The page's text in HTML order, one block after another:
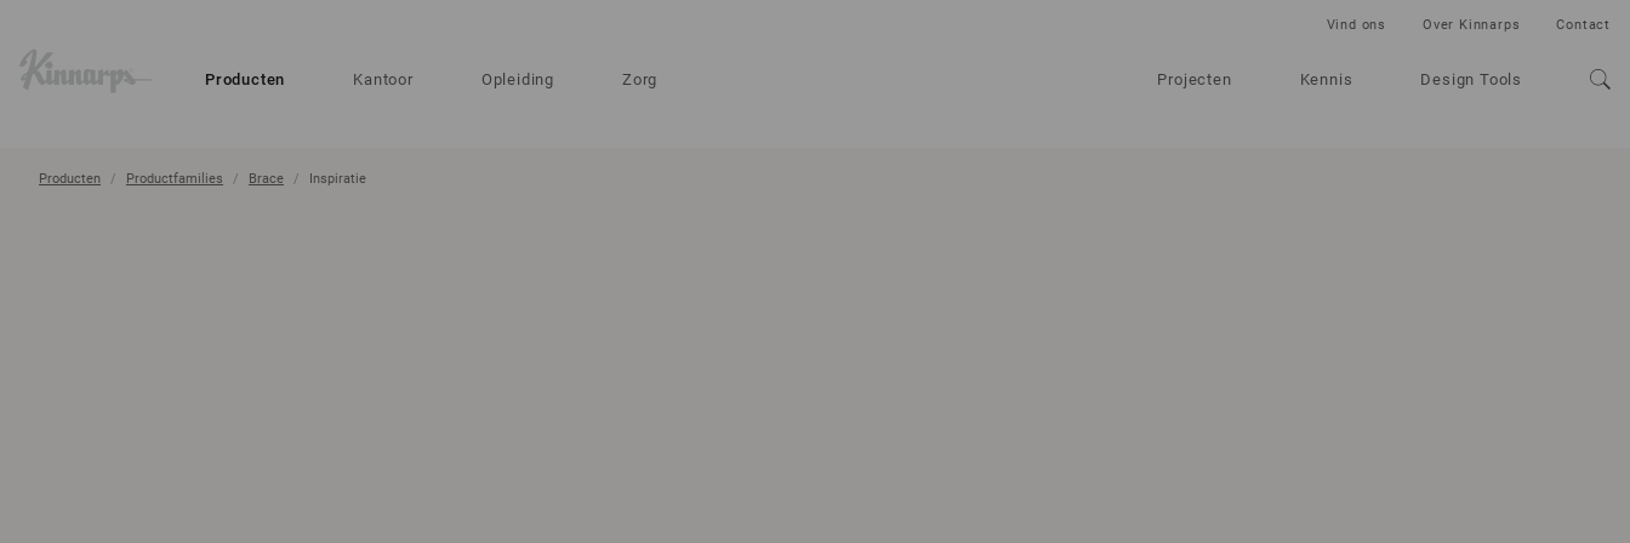
Producten Kantoor Opleiding Zorg Projecten Kennis Design Tools
Vind ons Over Kinnarps Contact
Producten Productfamilies Brace Inspiratie